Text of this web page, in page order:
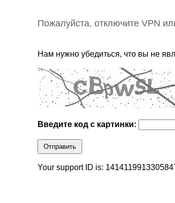
Пожалуйста, отключите VPN
Нам нужно убедиться, что вы не
Введите код с картинки:
Отправить
Your support ID is: